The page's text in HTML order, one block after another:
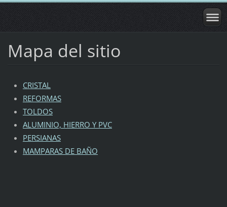
Mapa del sitio
CRISTAL
REFORMAS
TOLDOS
ALUMINIO, HIERRO Y PVC
PERSIANAS
MAMPARAS DE BAÑO